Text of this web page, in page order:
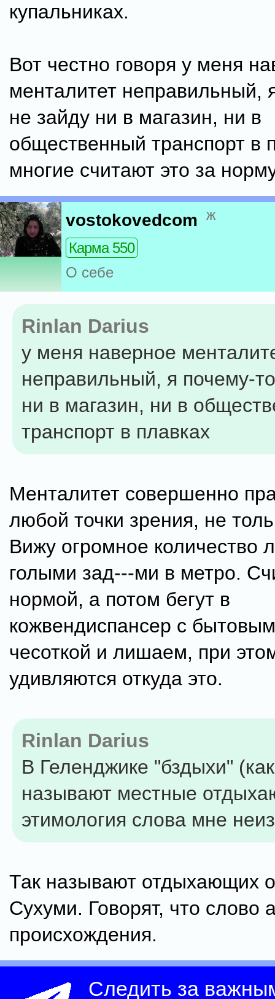
купальниках.
Вот честно говоря у меня
менталитет неправильный,
не зайду ни в магазин, ни в
общественный транспорт в
многие считают это за
vostokovedcom ж
Карма 550
О себе
Rinlan Darius
у меня наверное
неправильный, я почему-
ни в магазин, ни в
транспорт в плавках
Менталитет совершенно
любой точки зрения, не
Вижу огромное количество
голыми зад---ми в метро.
нормой, а потом бегут в
кожвендиспансер с
чесоткой и лишаем, при
удивляются откуда это.
Rinlan Darius
В Геленджике "бздыхи"
называют местные
этимология слова мне
Так называют отдыхающих
Сухуми. Говорят, что слово
происхождения.
Следить за